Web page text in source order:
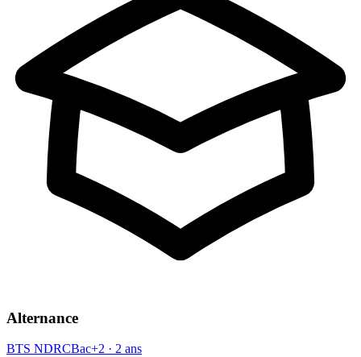
Alternance
BTS NDRCBac+2 · 2 ans